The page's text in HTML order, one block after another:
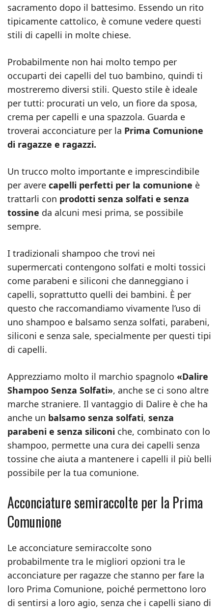
sacramento dopo il battesimo. Essendo un rito
tipicamente cattolico, è comune vedere questi
stili di capelli in molte chiese.
Probabilmente non hai molto tempo per
occuparti dei capelli del tuo bambino, quindi ti
mostreremo diversi stili. Questo stile è ideale
per tutti: procurati un velo, un fiore da sposa,
crema per capelli e una spazzola. Guarda e
troverai acconciature per la Prima Comunione
di ragazze e ragazzi.
Un trucco molto importante e imprescindibile
per avere capelli perfetti per la comunione è
trattarli con prodotti senza solfati e senza
tossine da alcuni mesi prima, se possibile
sempre.
I tradizionali shampoo che trovi nei
supermercati contengono solfati e molti tossici
come parabeni e siliconi che danneggiano i
capelli, soprattutto quelli dei bambini. È per
questo che raccomandiamo vivamente l’uso di
uno shampoo e balsamo senza solfati, parabeni,
siliconi e senza sale, specialmente per questi tipi
di capelli.
Apprezziamo molto il marchio spagnolo «Dalire
Shampoo Senza Solfati», anche se ci sono altre
marche straniere. Il vantaggio di Dalire è che ha
anche un balsamo senza solfati, senza
parabeni e senza siliconi che, combinato con lo
shampoo, permette una cura dei capelli senza
tossine che aiuta a mantenere i capelli il più belli
possibile per la tua comunione.
Acconciature semiraccolte per la Prima
Comunione
Le acconciature semiraccolte sono
probabilmente tra le migliori opzioni tra le
acconciature per ragazze che stanno per fare la
loro Prima Comunione, poiché permettono loro
di sentirsi a loro agio, senza che i capelli siano di